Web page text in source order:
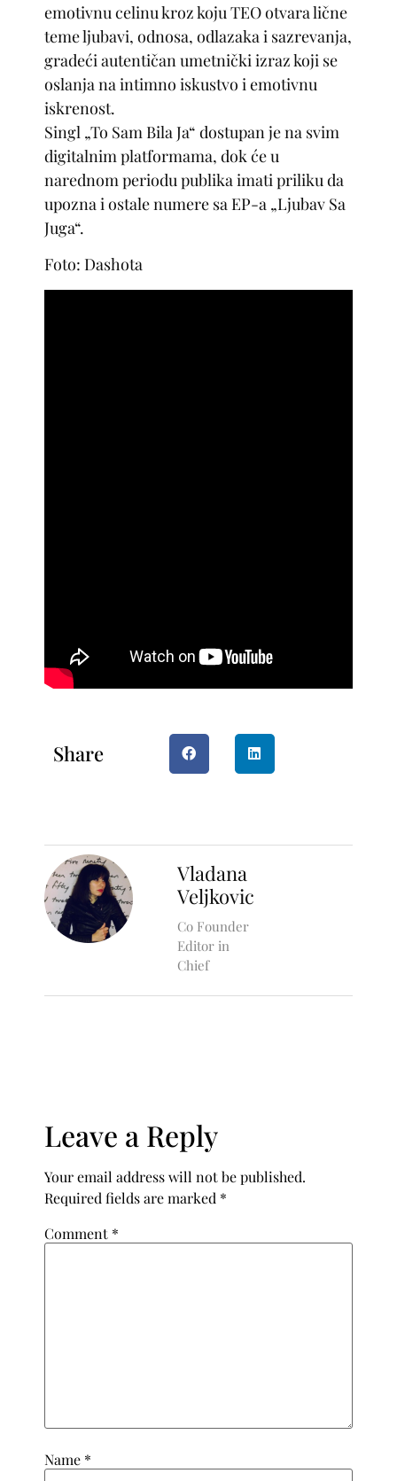
emotivnu celinu kroz koju TEO otvara lične
teme ljubavi, odnosa, odlazaka i sazrevanja,
gradeći autentičan umetnički izraz koji se
oslanja na intimno iskustvo i emotivnu
iskrenost.
Singl „To Sam Bila Ja“ dostupan je na svim
digitalnim platformama, dok će u
narednom periodu publika imati priliku da
upozna i ostale numere sa EP-a „Ljubav Sa
Juga“.
Foto: Dashota
Share
Vladana
Veljkovic
Co Founder
Editor in
Chief
Leave a Reply
Your email address will not be published.
Required fields are marked *
Comment *
Name *